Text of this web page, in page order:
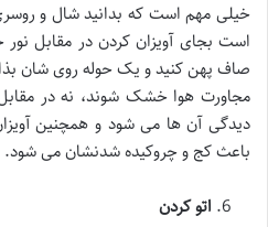
خیلی مهم است که بدانید شال و
است بجای آویزان کردن در مقابل
صاف پهن کنید و یک حوله روی شان
مجاورت هوا خشک شوند، نه در
دیدگی آن ها می شود و همچنین
باعث کج و چروکیده شدنشان می شود.
اتو کردن